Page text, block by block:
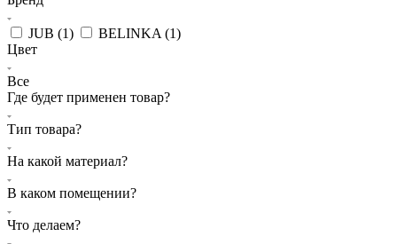
JUB (1) BELINKA (1)
Цвет
Все
Где будет применен товар?
Тип товара?
На какой материал?
В каком помещении?
Что делаем?